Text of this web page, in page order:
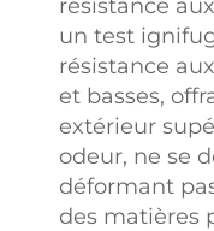
attentes
clients.
résistance
un test
résistance
et basses,
extérieur
odeur, ne se
déformant
des matières